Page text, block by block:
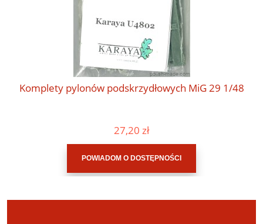
Komplety pylonów podskrzydłowych MiG 29 1/48
27,20 zł
POWIADOM O DOSTĘPNOŚCI